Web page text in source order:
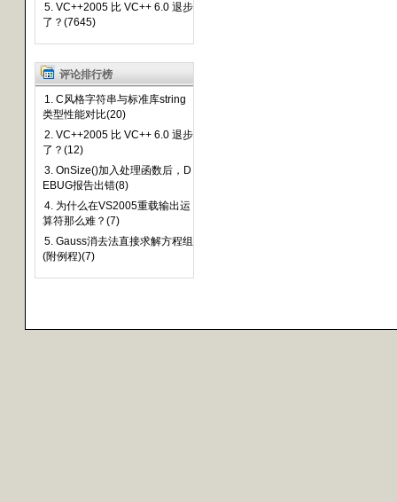
5. VC++2005 比 VC++ 6.0 退步
了？(7645)
评论排行榜
1. C风格字符串与标准库string
类型性能对比(20)
2. VC++2005 比 VC++ 6.0 退步
了？(12)
3. OnSize()加入处理函数后，D
EBUG报告出错(8)
4. 为什么在VS2005重载输出运
算符那么难？(7)
5. Gauss消去法直接求解方程组
(附例程)(7)